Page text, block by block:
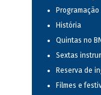
Programação
História
Quintas no
Sextas
Reserva de
Filmes e